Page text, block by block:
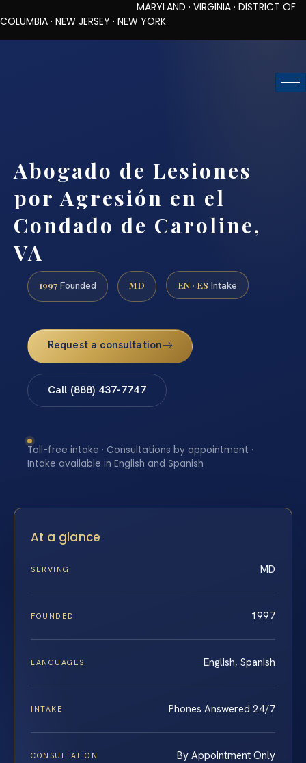
MARYLAND · VIRGINIA · DISTRICT OF
COLUMBIA · NEW JERSEY · NEW YORK
Abogado de Lesiones
por Agresión en el
Condado de Caroline,
VA
1997 Founded MD EN · ES Intake
Request a consultation
Call (888) 437-7747
Toll-free intake · Consultations by appointment ·
Intake available in English and Spanish
At a glance
SERVING MD
FOUNDED 1997
LANGUAGES English, Spanish
INTAKE Phones Answered 24/7
CONSULTATION By Appointment Only